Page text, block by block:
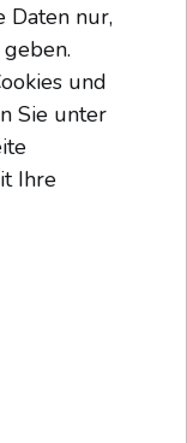
und
© 2026
Daten nur,
und
Sie unter
Ihre